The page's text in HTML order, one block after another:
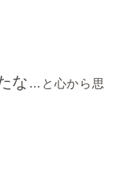
な …と心から思